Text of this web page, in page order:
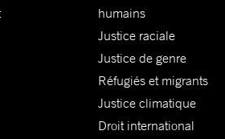
humains
Justice raciale
Justice de genre
Réfugiés et migrants
Justice climatique
Droit international